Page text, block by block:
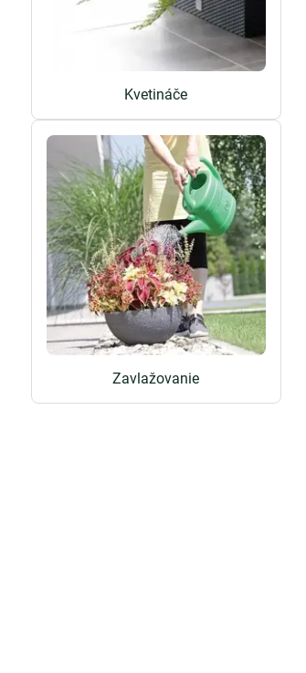
Kvetináče
Zavlažovanie